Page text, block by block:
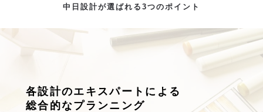
中日設計が選ばれる3つのポイント
各設計のエキスパートによる
総合的なプランニング